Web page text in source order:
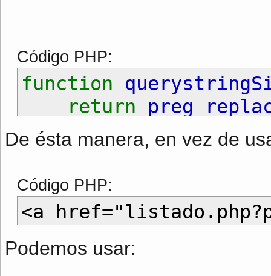
Código PHP:
function
return
}
De ésta manera, en vez de
Código PHP:
<a
Podemos usar: